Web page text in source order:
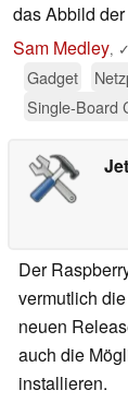
das Abbild
Sam Medley, ✓
Gadget
Single-Board
Der
vermutlich
neuen
auch die
installieren.